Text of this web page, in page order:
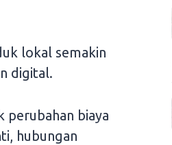
lokal semakin
digital.
perubahan biaya
hubungan